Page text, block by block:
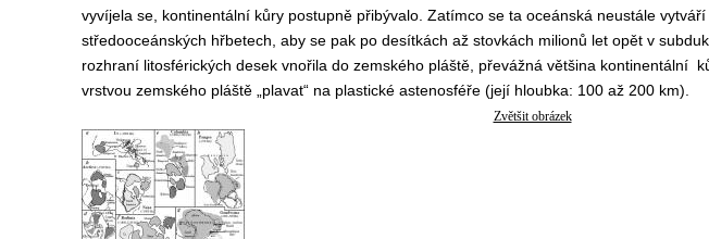
vyvíjela se, kontinentální kůry postupně přibývalo. Zatímco se ta oceánská neustále
středooceánských hřbetech, aby se pak po desítkách až stovkách milionů let opět v
rozhraní litosférických desek vnořila do zemského pláště, převážná většina kontinentální
vrstvou zemského pláště „plavat“ na plastické astenosféře (její hloubka: 100 až 200 km).
Zvětšit obrázek